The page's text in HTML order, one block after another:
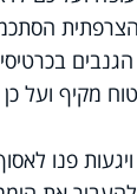
מקיף ועל
פנו